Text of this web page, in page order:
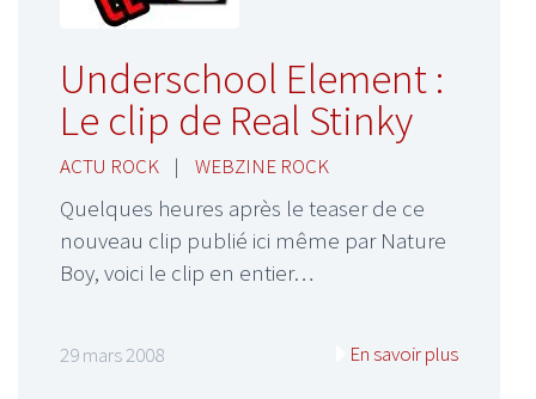
Underschool Element :
Le clip de Real Stinky
ACTU ROCK | WEBZINE ROCK
Quelques heures après le teaser de ce
nouveau clip publié ici même par Nature
Boy, voici le clip en entier…
29 mars 2008 En savoir plus